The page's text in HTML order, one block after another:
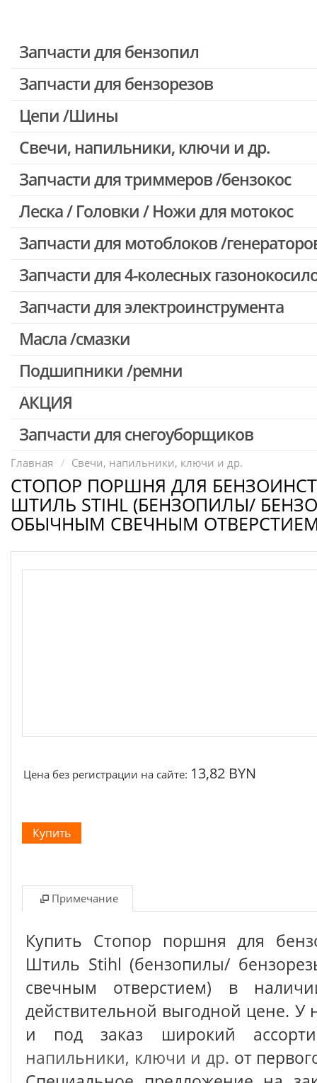
Запчасти для бензопил
Запчасти для бензопил Stihl
Запчасти для бензопил Oleo-mac, Echo и др.
Запчасти для бензорезов
Цепи /Шины
Свечи, напильники, ключи и др.
Запчасти для триммеров /бензокос
Запчасти для Китайских триммеров
Леска / Головки / Ножи для мотокос
Запчасти для мотоблоков /
Запчасти для 4-колесных
Запчасти для электроинструмента
Двигатели, редукторы для шуруповертов
Выключатели, переключатели
Запчасти для перфораторов и отбойных молотков
Запчасти для УШМ (болгарок)
Якоря, статоры
Аккумуляторы, зарядные устройства
Ремни для электроинструмента
Масла /смазки
Подшипники /ремни
АКЦИЯ
Скидка 50%
Запчасти для снегоуборщиков
Главная Свечи, напильники, ключи и др.
СТОПОР ПОРШНЯ ДЛЯ
ШТИЛЬ STIHL (БЕНЗОПИЛЫ/
ОБЫЧНЫМ СВЕЧНЫМ
Цена без регистрации на сайте: 13,82 BYN
Примечание
Купить Стопор поршня для
Штиль Stihl (бензопилы/
свечным отверстием) в
действительной выгодной цене. У
и под заказ широкий
напильники, ключи и др. от